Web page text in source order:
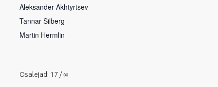
Aleksander Akhtyrtsev
Tannar Silberg
Martin Hermlin
Osalejad: 17 / ∞